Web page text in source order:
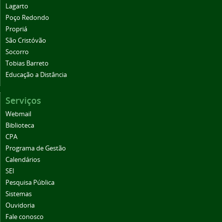
Lagarto
Poço Redondo
Propriá
São Cristóvão
Socorro
Tobias Barreto
Educação a Distância
Serviços
Webmail
Biblioteca
CPA
Programa de Gestão
Calendários
SEI
Pesquisa Pública
Sistemas
Ouvidoria
Fale conosco